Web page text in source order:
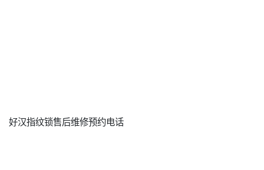
好汉指纹锁售后维修预约电话